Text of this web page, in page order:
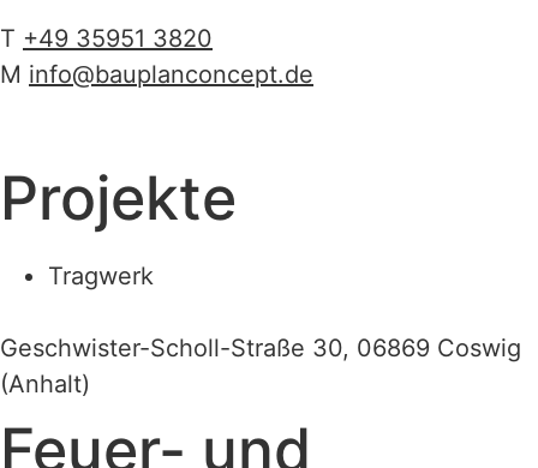
T +49 35951 3820
M info@bauplanconcept.de
Projekte
Tragwerk
Geschwister-Scholl-Straße 30, 06869 Coswig
(Anhalt)
Feuer- und